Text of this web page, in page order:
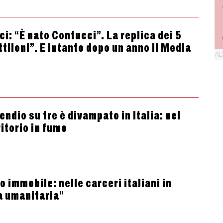
“È nato Contucci”. La replica dei 5
E intanto dopo un anno il Media
su tre è divampato in Italia: nel
in fumo
immobile: nelle carceri italiani in
umanitaria”